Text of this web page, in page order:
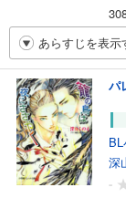
あらすじを表示
パ
深
-